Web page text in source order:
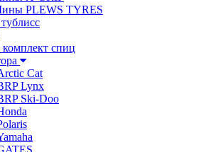
PLEWS TYRES
спиц
Cat
Lynx
Ski-Doo